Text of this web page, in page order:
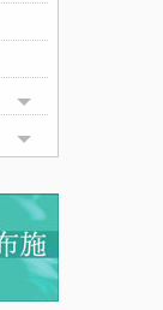
Toggle menu
Toggle menu